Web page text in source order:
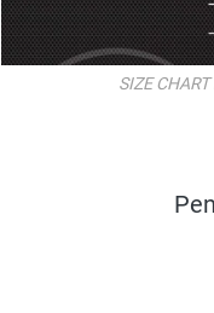
SIZE